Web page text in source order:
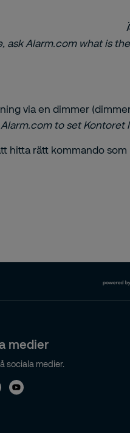
ask Alarm.com what is
via en dimmer
Alarm.com to set
hitta rätt kommando som
medier
sociala medier.